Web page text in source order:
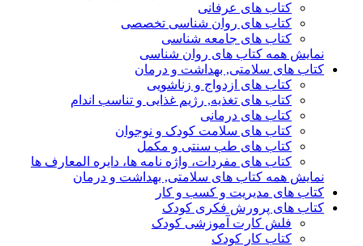
کتاب های عرفانی
کتاب های روان شناسی تخصصی
کتاب های جامعه شناسی
نمایش همه کتاب های روان شناسی
کتاب های سلامتی, بهداشت و درمان
کتاب های ازدواج و زناشویی
کتاب های تغذیه, رژیم غذایی و تناسب اندام
کتاب های درمانی
کتاب های سلامت کودک و نوجوان
کتاب های طب سنتی و مکمل
کتاب های مفردات، واژه نامه ها، دایره المعارف ها
نمایش همه کتاب های سلامتی, بهداشت و درمان
کتاب های مدیریت و کسب و کار
کتاب های پرورش فکری کودک
فلش کارت آموزشی کودک
کتاب کار کودک